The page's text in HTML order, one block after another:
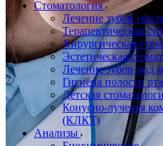
Стоматология
Лечение зубов «во
Терапевтическая
Хирургическая
Эстетическая
Лечение зубов под
Гигиена полости рта
Детская
Конусно-лучевая
(КЛКТ)
Анализы